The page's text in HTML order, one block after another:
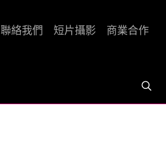
聯絡我們 短片攝影 商業合作